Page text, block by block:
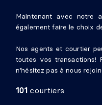
Maintenant avec notre
également faire le choix
Nos agents et courtier
toutes vos transactions!
n'hésitez pas à nous
101 courtiers